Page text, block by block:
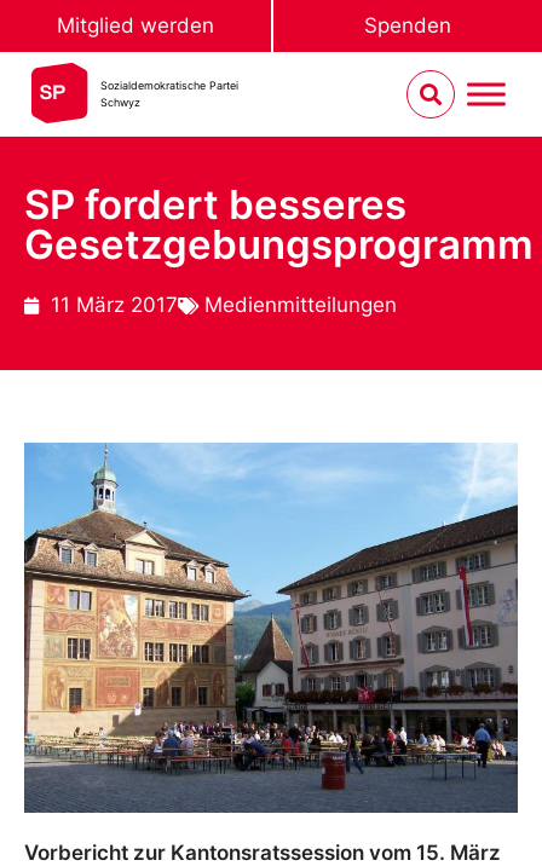
Mitglied werden Spenden
Sozialdemokratische Partei
Schwyz
SP fordert besseres
Gesetzgebungsprogramm
11 März 2017 Medienmitteilungen
Vorbericht zur Kantonsratssession vom 15. März